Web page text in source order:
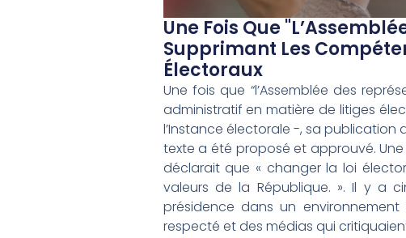
Une Fois Que
Supprimant Les
Électoraux
Une fois que “l’Assemblée des
administratif en matière de litiges
l’Instance électorale -, sa
texte a été proposé et approuvé.
déclarait que « changer la loi
valeurs de la République. ». Il y a
présidence dans un environnement
respecté et des médias qui